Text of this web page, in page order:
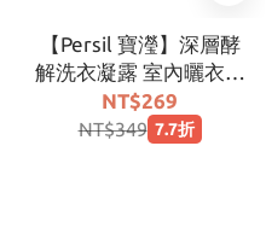
【Persil 寶瀅】深層酵
解洗衣凝露 室內曬衣款
1.4L
NT$269
NT$349 7.7折